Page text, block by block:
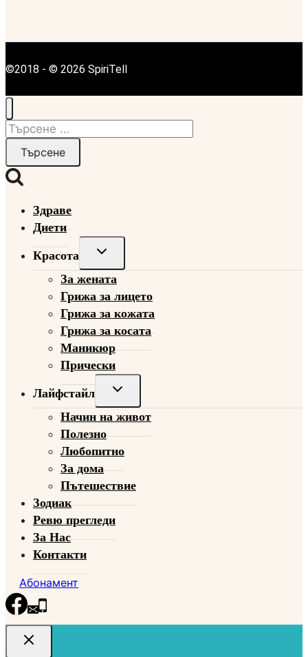
©2018 - © 2026 SpiriTell
Търсене
Здраве
Диети
Красота
Toggle
menu
За жената
Грижа за лицето
Грижа за кожата
Грижа за косата
Маникюр
Прически
Лайфстайл
Toggle
menu
Начин на живот
Полезно
Любопитно
За дома
Пътешествие
Зодиак
Ревю прегледи
За Нас
Контакти
Абонамент